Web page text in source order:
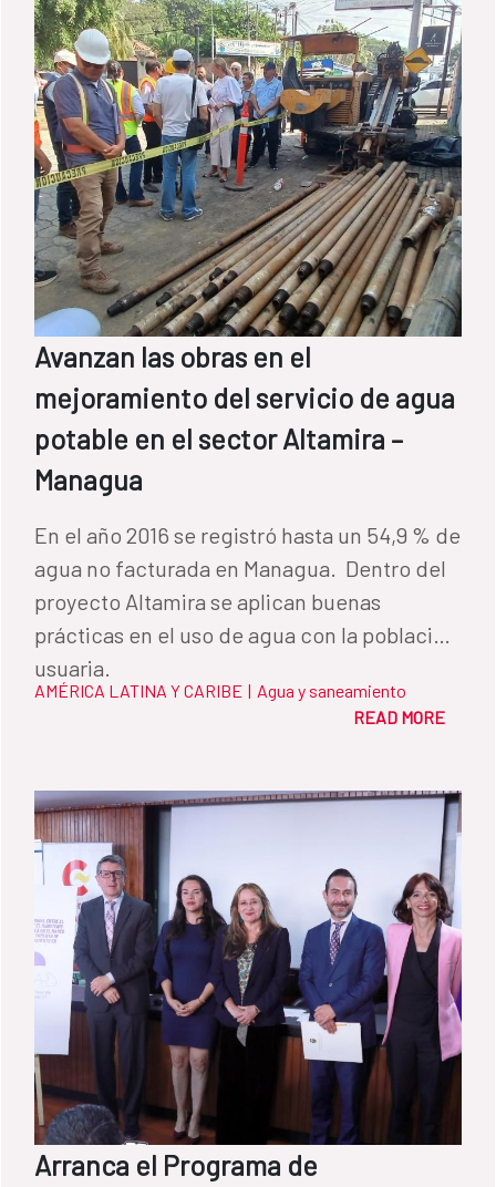
Avanzan las obras en el
mejoramiento del servicio de agua
potable en el sector Altamira –
Managua
En el año 2016 se registró hasta un 54,9 % de
agua no facturada en Managua. Dentro del
proyecto Altamira se aplican buenas
prácticas en el uso de agua con la población
usuaria.
AMÉRICA LATINA Y CARIBE | Agua y saneamiento
READ MORE
Arranca el Programa de